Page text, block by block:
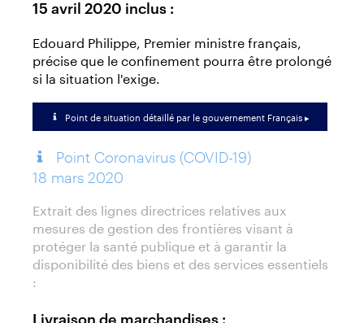
15 avril 2020 inclus :
Edouard Philippe, Premier ministre français,
précise que le confinement pourra être prolongé
si la situation l'exige.
Point de situation détaillé par le gouvernement Français ▸
Point Coronavirus (COVID-19)
18 mars 2020
Extrait des lignes directrices relatives aux
mesures de gestion des frontières visant à
protéger la santé publique et à garantir la
disponibilité des biens et des services essentiels
:
Livraison de marchandises :